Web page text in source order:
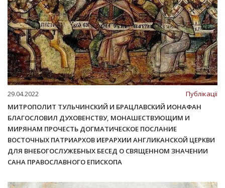
29.04.2022
Публікації
МИТРОПОЛИТ ТУЛЬЧИНСКИЙ И БРАЦЛАВСКИЙ ИОНАФАН
БЛАГОСЛОВИЛ ДУХОВЕНСТВУ, МОНАШЕСТВУЮЩИМ И
МИРЯНАМ ПРОЧЕСТЬ ДОГМАТИЧЕСКОЕ ПОСЛАНИЕ
ВОСТОЧНЫХ ПАТРИАРХОВ ИЕРАРХИИ АНГЛИКАНСКОЙ ЦЕРКВИ
ДЛЯ ВНЕБОГОСЛУЖЕБНЫХ БЕСЕД О СВЯЩЕННОМ ЗНАЧЕНИИ
САНА ПРАВОСЛАВНОГО ЕПИСКОПА